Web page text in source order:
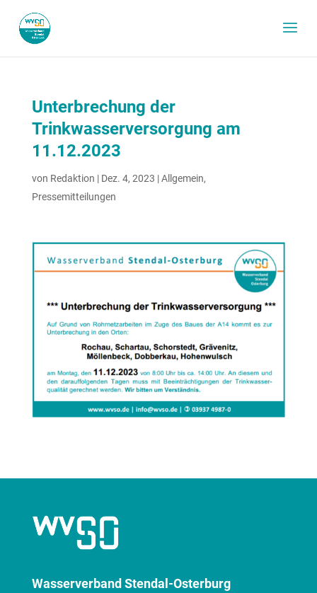
Unterbrechung der
Trinkwasserversorgung am
11.12.2023
von Redaktion | Dez. 4, 2023 |Allgemein,
Pressemitteilungen
Wasserverband Stendal-Osterburg